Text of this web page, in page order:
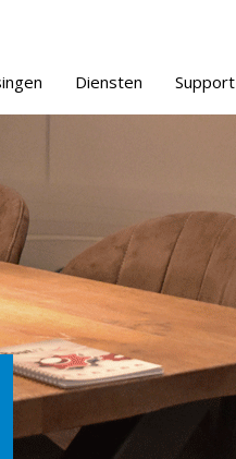
Diensten Support